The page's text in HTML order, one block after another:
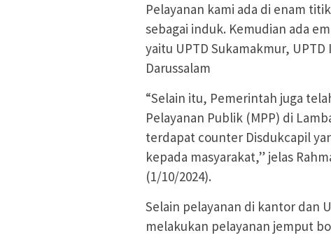
Pelayanan kami ada di enam
sebagai induk. Kemudian ada
yaitu UPTD Sukamakmur,
Darussalam
“Selain itu, Pemerintah juga
Pelayanan Publik (MPP) di
terdapat counter Disdukcapil
kepada masyarakat,” jelas
(1/10/2024).
Selain pelayanan di kantor dan
melakukan pelayanan jemput